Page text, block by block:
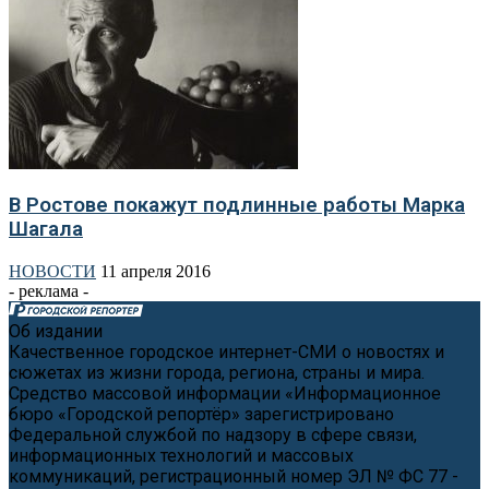
В Ростове покажут подлинные работы Марка
Шагала
НОВОСТИ 11 апреля 2016
- реклама -
Об издании
Качественное городское интернет-СМИ о новостях и
сюжетах из жизни города, региона, страны и мира.
Средство массовой информации «Информационное
бюро «Городской репортёр» зарегистрировано
Федеральной службой по надзору в сфере связи,
информационных технологий и массовых
коммуникаций, регистрационный номер ЭЛ № ФС 77 -